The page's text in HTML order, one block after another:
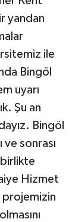
yandan
ile
Bingöl
uyarı
Şu an
Bingöl
sonrası
birlikte
Hizmet
projemizin